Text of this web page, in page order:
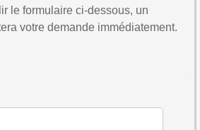
le formulaire ci-dessous, un
votre demande immédiatement.